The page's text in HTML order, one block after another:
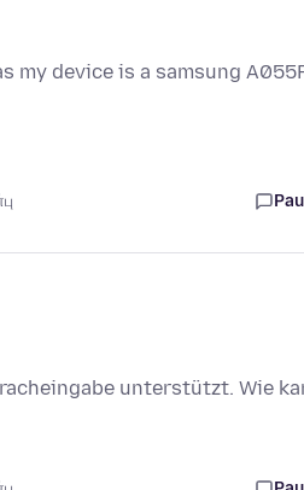
my device is a samsung
unterstützt. Wie